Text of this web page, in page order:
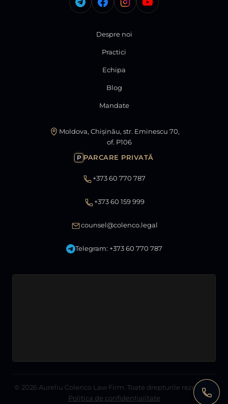
Despre noi
Practici
Echipa
Blog
Mandate
Moldova, Chișinău, str. Eminescu 70,
of. P106
P PARCARE PRIVATĂ
+373 60 770 787
+373 60 159 999
counsel@colenco.legal
Telegram: +373 60 770 787
© 2026 Aureliu Colenco Law Firm . Toate drepturile rezervate.
Politica de confidențialitate